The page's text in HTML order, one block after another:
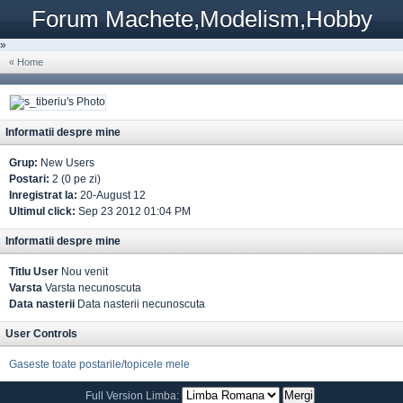
Forum Machete,Modelism,Hobby
»
« Home
Informatii despre mine
Grup: New Users
Postari: 2 (0 pe zi)
Inregistrat la: 20-August 12
Ultimul click: Sep 23 2012 01:04 PM
Informatii despre mine
Titlu User Nou venit
Varsta Varsta necunoscuta
Data nasterii Data nasterii necunoscuta
User Controls
Gaseste toate postarile/topicele mele
Full Version Limba: